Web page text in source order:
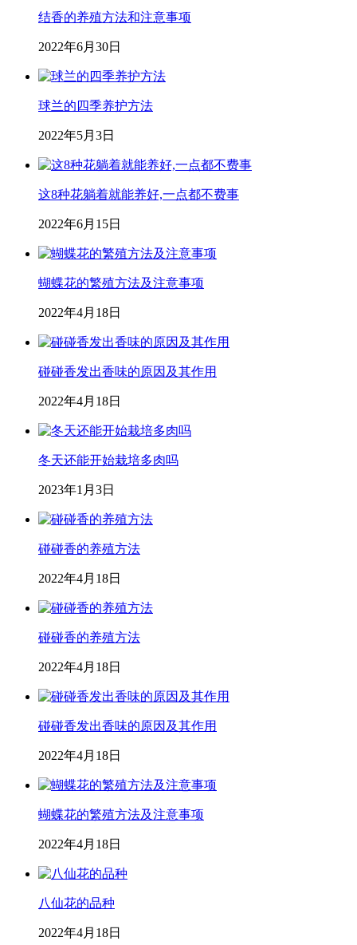
结香的养殖方法和注意事项
2022年6月30日
球兰的四季养护方法
2022年5月3日
这8种花躺着就能养好,一点都不费事
2022年6月15日
蝴蝶花的繁殖方法及注意事项
2022年4月18日
碰碰香发出香味的原因及其作用
2022年4月18日
冬天还能开始栽培多肉吗
2023年1月3日
碰碰香的养殖方法
2022年4月18日
碰碰香的养殖方法
2022年4月18日
碰碰香发出香味的原因及其作用
2022年4月18日
蝴蝶花的繁殖方法及注意事项
2022年4月18日
八仙花的品种
2022年4月18日